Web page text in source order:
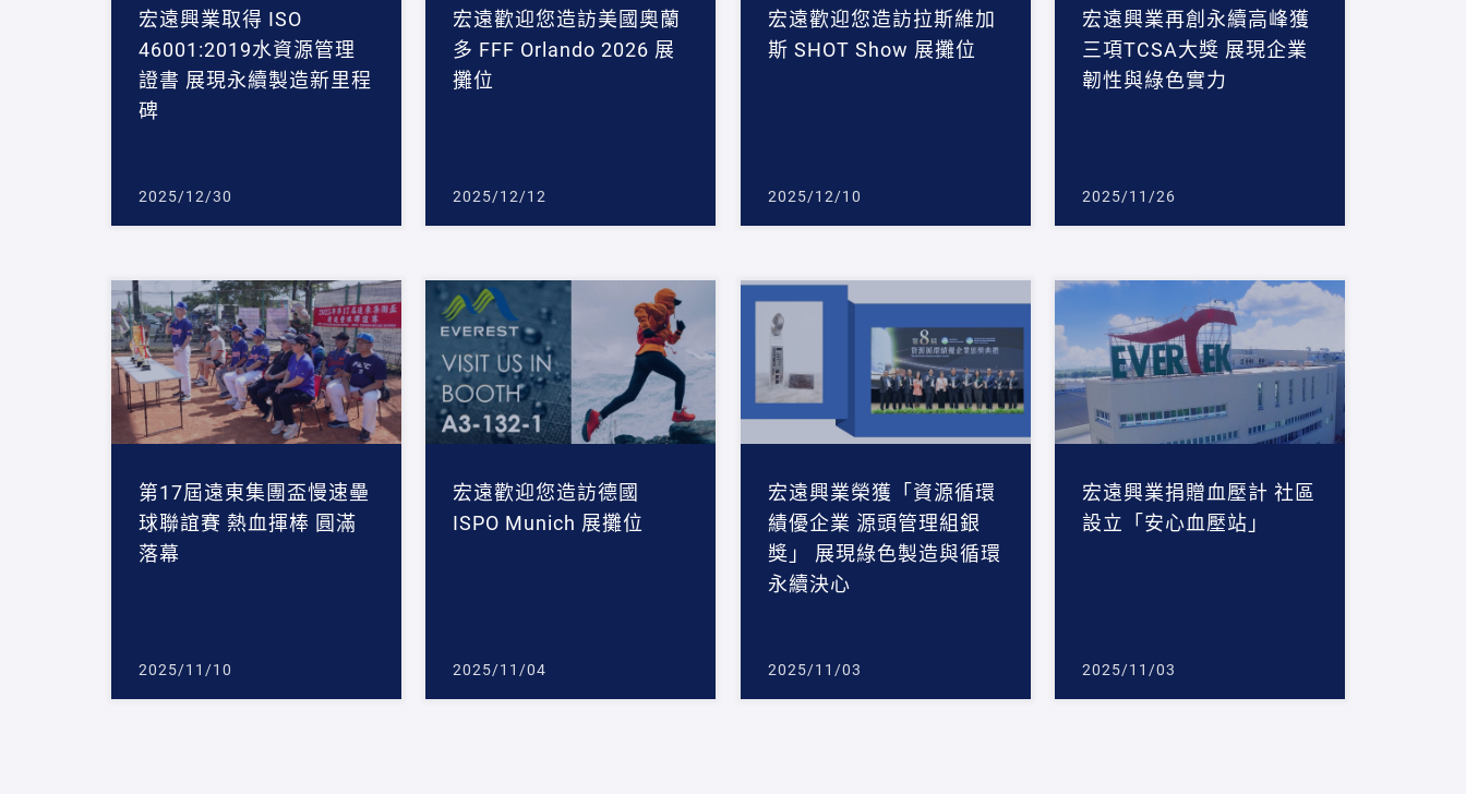
宏遠興業取得 ISO
46001:2019水資源管理
證書 展現永續製造新里程
碑
2025/12/30
宏遠歡迎您造訪美國奧蘭
多 FFF Orlando 2026 展
攤位
2025/12/12
宏遠歡迎您造訪拉斯維加
斯 SHOT Show 展攤位
2025/12/10
宏遠興業再創永續高峰獲
三項TCSA大獎 展現企業
韌性與綠色實力
2025/11/26
第17屆遠東集團盃慢速壘
球聯誼賽 熱血揮棒 圓滿
落幕
2025/11/10
宏遠歡迎您造訪德國
ISPO Munich 展攤位
2025/11/04
宏遠興業榮獲「資源循環
績優企業 源頭管理組銀
獎」 展現綠色製造與循環
永續決心
2025/11/03
宏遠興業捐贈血壓計 社區
設立「安心血壓站」
2025/11/03